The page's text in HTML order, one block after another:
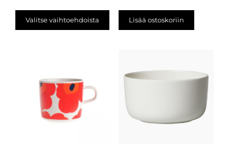
Valitse vaihtoehdoista Lisää ostoskoriin